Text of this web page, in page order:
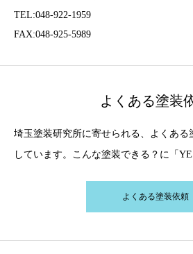
TEL:048-922-1959
FAX:048-925-5989
よくある塗装
埼玉塗装研究所に寄せられる、よくある
しています。こんな塗装できる？に「
よくある塗装依頼